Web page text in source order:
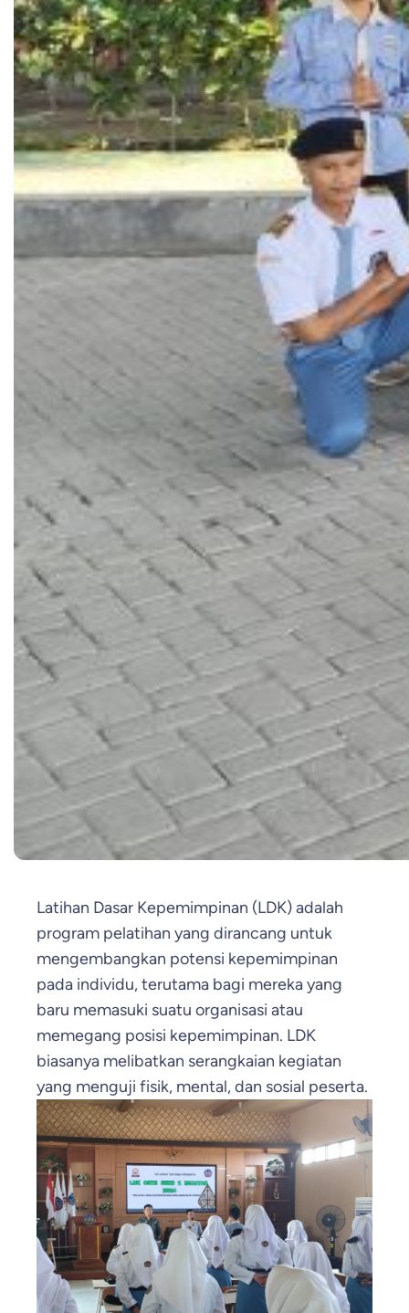
Latihan Dasar Kepemimpinan (LDK) adalah
program pelatihan yang dirancang untuk
mengembangkan potensi kepemimpinan
pada individu, terutama bagi mereka yang
baru memasuki suatu organisasi atau
memegang posisi kepemimpinan. LDK
biasanya melibatkan serangkaian kegiatan
yang menguji fisik, mental, dan sosial peserta.